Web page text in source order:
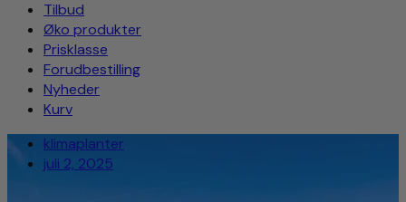
Tilbud
Øko produkter
Prisklasse
Forudbestilling
Nyheder
Kurv
klimaplanter
juli 2, 2025